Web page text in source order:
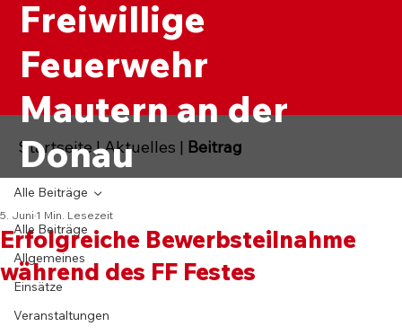
Freiwillige
Feuerwehr
Mautern an der
Donau
Alle Beiträge
Allgemeines
Einsätze
Veranstaltungen
Alle Beiträge
Erfolgreiche Bewerbsteilnahme
während des FF Festes
5. Juni 1 Min. Lesezeit
Startseite|Aktuelles | Beitrag